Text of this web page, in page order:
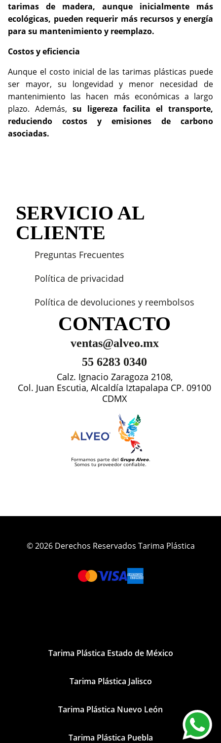
tarimas de madera, aunque inicialmente más
ecológicas, pueden requerir más recursos y energía
para su mantenimiento y reemplazo.
Costos y eficiencia
Aunque el costo inicial de las tarimas plásticas puede
ser mayor, su longevidad y menor necesidad de
mantenimiento las hacen más económicas a largo
plazo. Además, su ligereza facilita el transporte,
reduciendo costos y emisiones de carbono
asociadas.
SERVICIO AL
CLIENTE
Preguntas Frecuentes
Política de privacidad
Política de devoluciones y reembolsos
CONTACTO
ventas@alveo.mx
55 6283 0340
Calz. Ignacio Zaragoza 2108,
Col. Juan Escutia, Alcaldía Iztapalapa CP. 09100
CDMX
Formamos parte del Grupo Alveo.
Somos tu proveedor confiable.
© 2026 Derechos Reservados Tarima Plástica
Tarima Plástica Estado de México
Tarima Plástica Jalisco
Tarima Plástica Nuevo León
Tarima Plástica Puebla